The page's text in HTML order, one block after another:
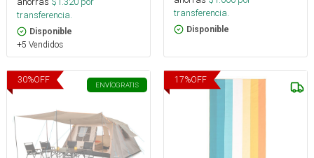
transferencia.
Disponible
+5 Vendidos
transferencia.
Disponible
30%OFF
ENVÍOGRATIS
17%OFF